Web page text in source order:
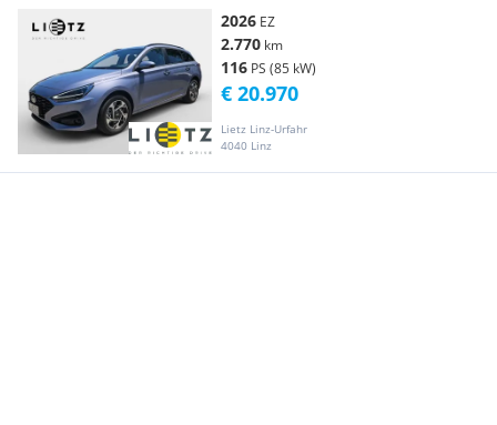
2026 EZ
2.770 km
116 PS (85 kW)
Lietz Linz-Urfahr
4040 Linz
€ 20.970